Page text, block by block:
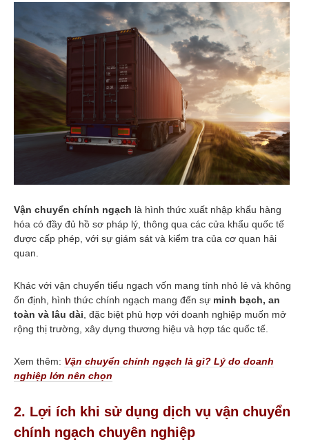
Quy trình vận chuyển hàng hóa
chính ngạch Việt Nam –
Campuchia cùng Vietsun
Logistics
Quy trình vận chuyển hàng hóa
tiểu ngạch Việt Nam –
Campuchia với Vietsun
Logistics
Vietsun Logistics: Chuyên gia
vận chuyển hàng hóa đường bộ
Việt Nam – Campuchia
So sánh vận chuyển chính
ngạch và tiểu ngạch: Lựa chọn
nào cho bạn?
Vận chuyển chính ngạch là gì?
Vận chuyển tiểu ngạch là gì?
Những lợi ích cho doanh nghiệp
vừa và nhỏ
Vì sao phải “Sang hàng” tại khu
vực cửa khẩu? Lợi ích và ảnh
hưởng của việc sang hàng
Những nhóm ngành hàng chính
dẫn đầu về kim ngạch xuất
năm 2024
Vietsun – Giải pháp lưu kho linh
hoạt: Hỗ trợ toàn diện trên
Vận chuyển chính ngạch là hình thức xuất nhập khẩu hàng
hóa có đầy đủ hồ sơ pháp lý, thông qua các cửa khẩu quốc tế
được cấp phép, với sự giám sát và kiểm tra của cơ quan hải
quan.
Khác với vận chuyển tiểu ngạch vốn mang tính nhỏ lẻ và không
ổn định, hình thức chính ngạch mang đến sự minh bạch, an
toàn và lâu dài, đặc biệt phù hợp với doanh nghiệp muốn mở
rộng thị trường, xây dựng thương hiệu và hợp tác quốc tế.
Xem thêm: Vận chuyển chính ngạch là gì? Lý do doanh
nghiệp lớn nên chọn
2. Lợi ích khi sử dụng dịch vụ vận chuyển
chính ngạch chuyên nghiệp